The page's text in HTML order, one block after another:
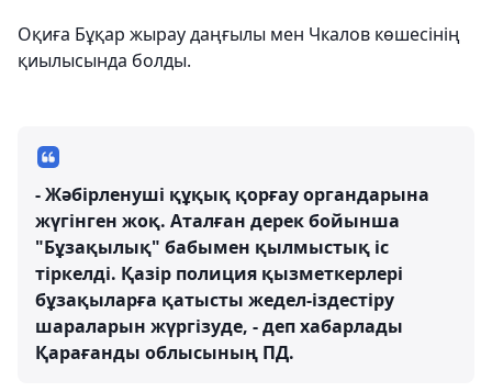
Оқиға Бұқар жырау даңғылы мен Чкалов көшесінің
қиылысында болды.
- Жәбірленуші құқық қорғау органдарына
жүгінген жоқ. Аталған дерек бойынша
"Бұзақылық" бабымен қылмыстық іс
тіркелді. Қазір полиция қызметкерлері
бұзақыларға қатысты жедел-іздестіру
шараларын жүргізуде, - деп хабарлады
Қарағанды ​​облысының ПД.